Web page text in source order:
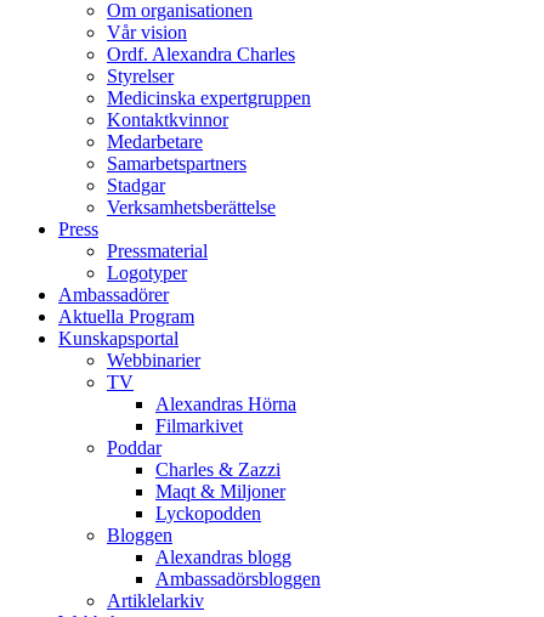
Om organisationen
Vår vision
Ordf. Alexandra Charles
Styrelser
Medicinska expertgruppen
Kontaktkvinnor
Medarbetare
Samarbetspartners
Stadgar
Verksamhetsberättelse
Press
Pressmaterial
Logotyper
Ambassadörer
Aktuella Program
Kunskapsportal
Webbinarier
TV
Alexandras Hörna
Filmarkivet
Poddar
Charles & Zazzi
Maqt & Miljoner
Lyckopodden
Bloggen
Alexandras blogg
Ambassadörsbloggen
Artiklelarkiv